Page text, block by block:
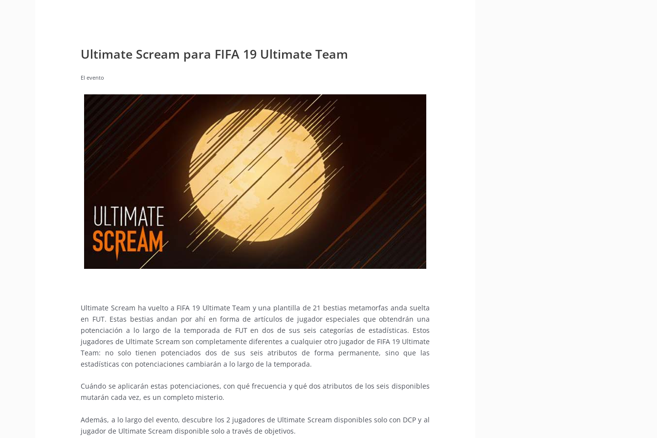
Ultimate Scream para FIFA 19 Ultimate Team
El evento
Ultimate Scream ha vuelto a FIFA 19 Ultimate Team y una plantilla de 21 bestias metamorfas anda suelta
en FUT. Estas bestias andan por ahí en forma de artículos de jugador especiales que obtendrán una
potenciación a lo largo de la temporada de FUT en dos de sus seis categorías de estadísticas. Estos
jugadores de Ultimate Scream son completamente diferentes a cualquier otro jugador de FIFA 19 Ultimate
Team: no solo tienen potenciados dos de sus seis atributos de forma permanente, sino que las
estadísticas con potenciaciones cambiarán a lo largo de la temporada.
Cuándo se aplicarán estas potenciaciones, con qué frecuencia y qué dos atributos de los seis disponibles
mutarán cada vez, es un completo misterio.
Además, a lo largo del evento, descubre los 2 jugadores de Ultimate Scream disponibles solo con DCP y al
jugador de Ultimate Scream disponible solo a través de objetivos.